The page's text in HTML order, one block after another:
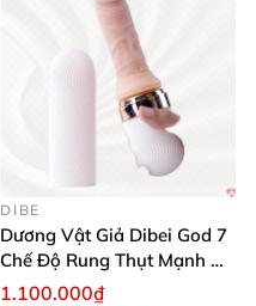
DIBE
Dương Vật Giả Dibei God 7
Chế Độ Rung Thụt Mạnh Mẽ
Tỏa Nhiệt Kích Thích
1.100.000₫